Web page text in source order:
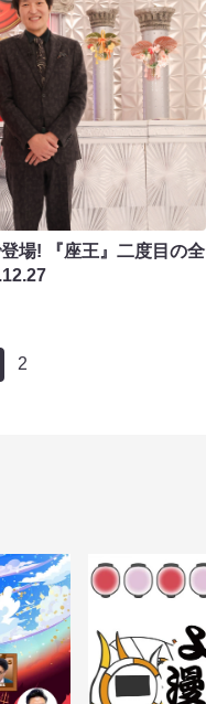
場! 『座王』二度目の全
2